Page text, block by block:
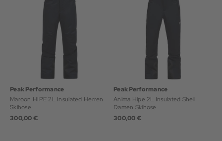
Peak Performance
Maroon HIPE 2L Insulated Herren
Skihose
300,00 €
Peak Performance
Anima Hipe 2L Insulated Shell
Damen Skihose
300,00 €